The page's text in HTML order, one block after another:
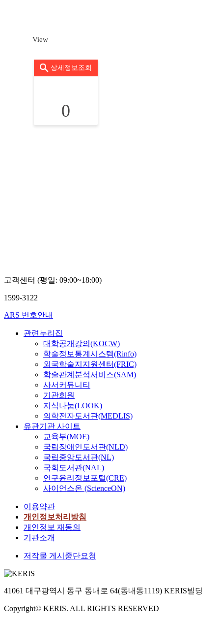
View
상세정보조회
0
고객센터 (평일: 09:00~18:00)
1599-3122
ARS 번호안내
관련누리집
대학공개강의(KOCW)
학술정보통계시스템(Rinfo)
외국학술지지원센터(FRIC)
학술관계분석서비스(SAM)
사서커뮤니티
기관회원
지식나눔(LOOK)
의학전자도서관(MEDLIS)
유관기관 사이트
교육부(MOE)
국립장애인도서관(NLD)
국립중앙도서관(NL)
국회도서관(NAL)
연구윤리정보포털(CRE)
사이언스온 (ScienceON)
이용약관
개인정보처리방침
개인정보 재동의
기관소개
저작물 게시중단요청
41061 대구광역시 동구 동내로 64(동내동1119) KERIS빌딩
Copyright© KERIS. ALL RIGHTS RESERVED